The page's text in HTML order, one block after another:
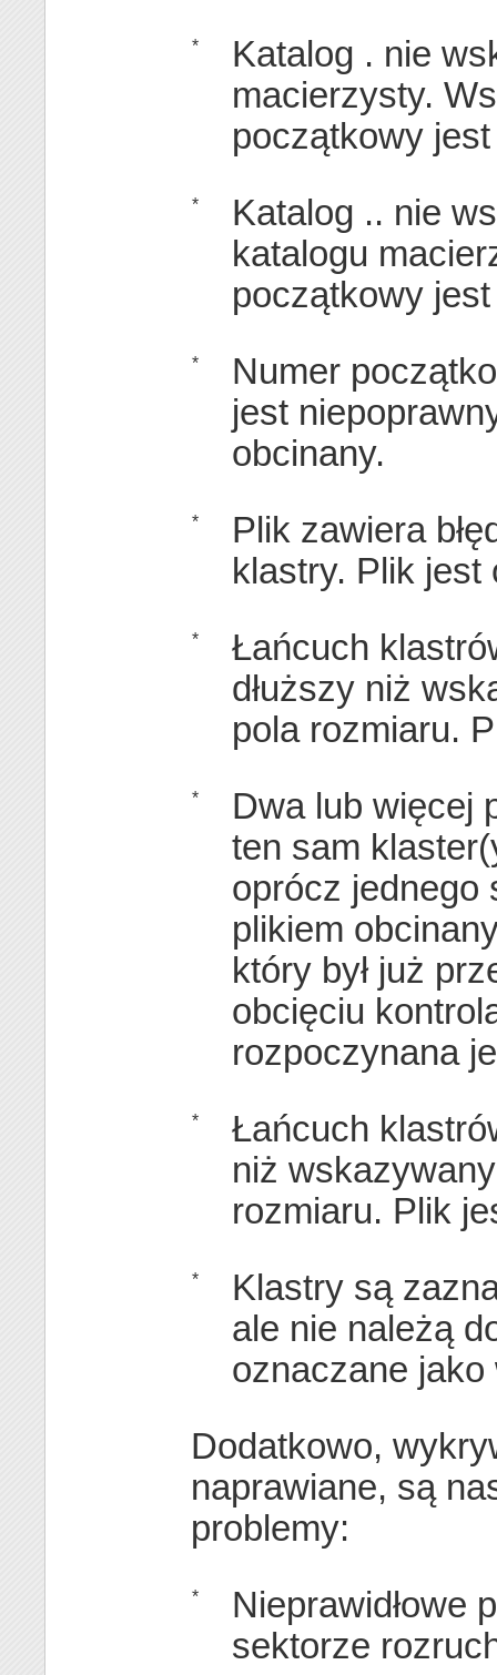
*
Katalog . nie
macierzysty.
początkowy
*
Katalog .. nie
katalogu
początkowy
*
Numer
jest
obcinany.
*
Plik zawiera
klastry. Plik jest
*
Łańcuch
dłuższy niż
pola rozmiaru.
*
Dwa lub więcej
ten sam
oprócz jednego
plikiem
który był już
obcięciu
rozpoczynana
*
Łańcuch
niż
rozmiaru. Plik
*
Klastry są
ale nie należą
oznaczane jako
Dodatkowo,
naprawiane, są
problemy:
*
Nieprawidłowe
sektorze